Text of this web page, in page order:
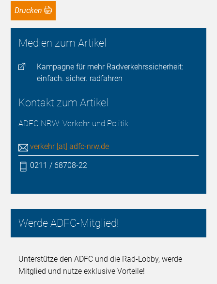
Drucken
Medien zum Artikel
Kampagne für mehr Radverkehrssicherheit:
einfach. sicher. radfahren
Kontakt zum Artikel
ADFC NRW: Verkehr und Politik
verkehr [at] adfc-nrw.de
0211 / 68708-22
Werde ADFC-Mitglied!
Unterstütze den ADFC und die Rad-Lobby, werde
Mitglied und nutze exklusive Vorteile!